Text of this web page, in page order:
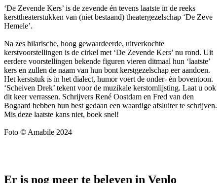
‘De Zevende Kers’ is de zevende én tevens laatste in de reeks
kersttheaterstukken van (niet bestaand) theatergezelschap ‘De Zeve
Hemele’.
Na zes hilarische, hoog gewaardeerde, uitverkochte
kerstvoorstellingen is de cirkel met ‘De Zevende Kers’ nu rond. Uit
eerdere voorstellingen bekende figuren vieren ditmaal hun ‘laatste’
kers en zullen de naam van hun bont kerstgezelschap eer aandoen.
Het kerststuk is in het dialect, humor voert de onder- én boventoon.
‘Scheiven Drek’ tekent voor de muzikale kerstomlijsting. Laat u ook
dit keer verrassen. Schrijvers René Oostdam en Fred van den
Bogaard hebben hun best gedaan een waardige afsluiter te schrijven.
Mis deze laatste kans niet, boek snel!
Foto © Amabile 2024
Er is nog meer te beleven in Venlo